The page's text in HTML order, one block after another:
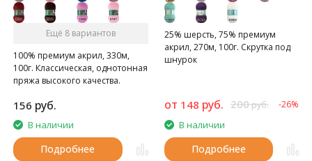
Ещё 8 вариантов
100% премиум акрил, 330м,
100г. Классическая, однотонная
пряжа высокого качества.
156 руб.
В наличии
Подробнее
25% шерсть, 75% премиум
акрил, 270м, 100г. Скрутка под
шнурок
от 148 руб. 200руб. -26%
В наличии
Подробнее